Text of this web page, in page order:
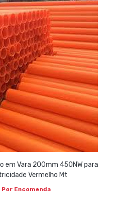
em Vara 200mm 450NW para
Vermelho Mt
Por Encomenda